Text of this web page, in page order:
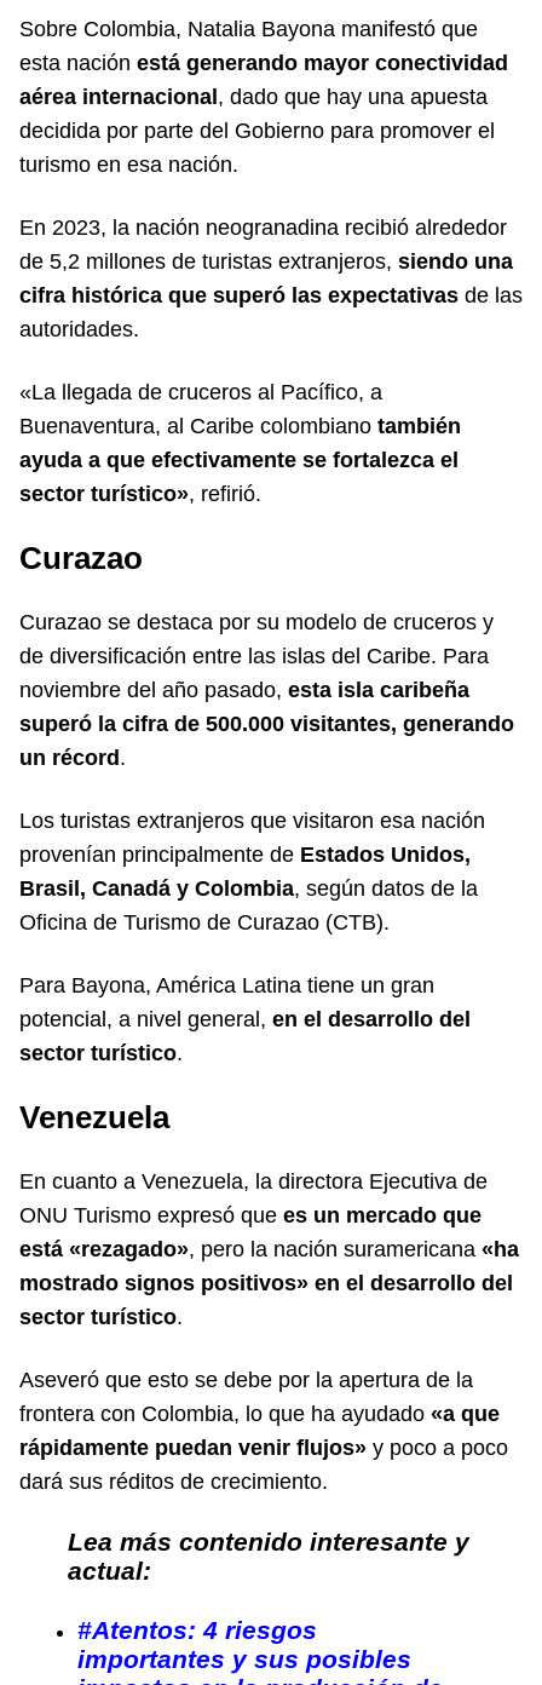
Sobre Colombia, Natalia Bayona manifestó que
esta nación está generando mayor conectividad
aérea internacional, dado que hay una apuesta
decidida por parte del Gobierno para promover el
turismo en esa nación.
En 2023, la nación neogranadina recibió alrededor
de 5,2 millones de turistas extranjeros, siendo una
cifra histórica que superó las expectativas de las
autoridades.
«La llegada de cruceros al Pacífico, a
Buenaventura, al Caribe colombiano también
ayuda a que efectivamente se fortalezca el
sector turístico», refirió.
Curazao
Curazao se destaca por su modelo de cruceros y
de diversificación entre las islas del Caribe. Para
noviembre del año pasado, esta isla caribeña
superó la cifra de 500.000 visitantes, generando
un récord.
Los turistas extranjeros que visitaron esa nación
provenían principalmente de Estados Unidos,
Brasil, Canadá y Colombia, según datos de la
Oficina de Turismo de Curazao (CTB).
Para Bayona, América Latina tiene un gran
potencial, a nivel general, en el desarrollo del
sector turístico.
Venezuela
En cuanto a Venezuela, la directora Ejecutiva de
ONU Turismo expresó que es un mercado que
está «rezagado», pero la nación suramericana «ha
mostrado signos positivos» en el desarrollo del
sector turístico.
Aseveró que esto se debe por la apertura de la
frontera con Colombia, lo que ha ayudado «a que
rápidamente puedan venir flujos» y poco a poco
dará sus réditos de crecimiento.
Lea más contenido interesante y
actual:
#Atentos: 4 riesgos
importantes y sus posibles